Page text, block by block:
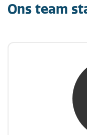
Ons team
mw.
“Als je de
veranderen,